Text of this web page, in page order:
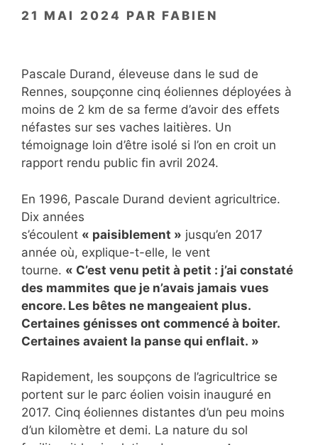
21 MAI 2024 PAR FABIEN
Pascale Durand, éleveuse dans le sud de
Rennes, soupçonne cinq éoliennes déployées à
moins de 2 km de sa ferme d’avoir des effets
néfastes sur ses vaches laitières. Un
témoignage loin d’être isolé si l’on en croit un
rapport rendu public fin avril 2024.
En 1996, Pascale Durand devient agricultrice.
Dix années
s’écoulent « paisiblement » jusqu’en 2017
année où, explique-t-elle, le vent
tourne. « C’est venu petit à petit : j’ai constaté
des mammites que je n’avais jamais vues
encore. Les bêtes ne mangeaient plus.
Certaines génisses ont commencé à boiter.
Certaines avaient la panse qui enflait. »
Rapidement, les soupçons de l’agricultrice se
portent sur le parc éolien voisin inauguré en
2017. Cinq éoliennes distantes d’un peu moins
d’un kilomètre et demi. La nature du sol